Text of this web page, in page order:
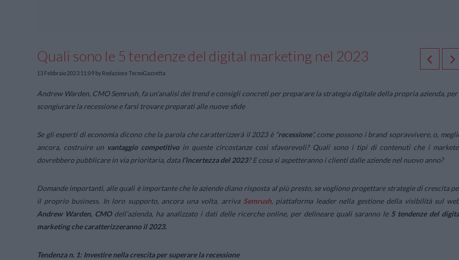
Quali sono le 5 tendenze del digital marketing nel 2023
13 Febbraio 2023 11:09 by Redazione TecnoGazzetta
Andrew Warden, CMO Semrush, fa un’analisi dei trend e consigli concreti per preparare la strategia digitale della propria azienda, per
scongiurare la recessione e farsi trovare preparati alle nuove sfide
Se gli esperti di economia dicono che la parola che caratterizzerà il 2023 è “recessione”, come possono i brand sopravvivere, o,
ancora, costruire un vantaggio competitivoin queste circostanze così sfavorevoli? Quali sono i tipi di contenuti che i
dovrebbero pubblicare in via prioritaria, datal’incertezza del 2023? E cosa si aspetteranno i clienti dalle aziende nel nuovo anno?
Domande importanti, alle quali è importante che le aziende diano risposta al più presto, se vogliono progettare strategie di crescita
il proprio business. In loro supporto, ancora una volta, arriva Semrush, piattaforma leader nella gestione della visibilità sul
Andrew Warden, CMOdell’azienda, ha analizzato i dati delle ricerche online, per delineare quali saranno le 5 tendenze del
marketing che caratterizzeranno il 2023.
Tendenza n. 1: Investire nella crescita per superare la recessione